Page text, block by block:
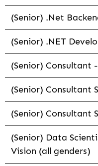
(Senior) .Net
(Senior) .NET
(Senior) Consultant
(Senior) Consultant
(Senior) Consultant
(Senior) Data
Vision (all genders)